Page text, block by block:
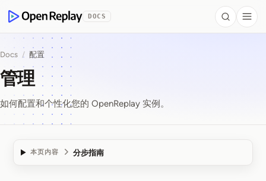
OpenReplay
DOCS Search
Docs / 配置
管理
如何配置和个性化您的 OpenReplay 实例。
本页内容 分步指南